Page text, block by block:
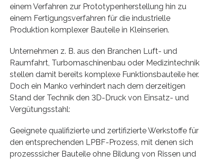
einem Verfahren zur Prototypenherstellung hin zu
einem Fertigungsverfahren für die industrielle
Produktion komplexer Bauteile in Kleinserien.
Unternehmen z. B. aus den Branchen Luft- und
Raumfahrt, Turbomaschinenbau oder Medizintechnik
stellen damit bereits komplexe Funktionsbauteile her.
Doch ein Manko verhindert nach dem derzeitigen
Stand der Technik den 3D-Druck von Einsatz- und
Vergütungsstahl:
Geeignete qualifizierte und zertifizierte Werkstoffe für
den entsprechenden LPBF-Prozess, mit denen sich
prozesssicher Bauteile ohne Bildung von Rissen und